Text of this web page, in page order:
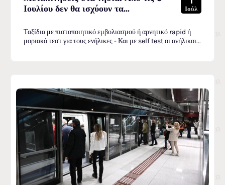
Ιουλίου δεν θα ισχύουν τα...
Ιούλ
Ταξίδια με πιστοποιητικό εμβολιασμού ή αρνητικό rapid ή
μοριακό τεστ για τους ενήλικες - Και με self test οι ανήλικοι...